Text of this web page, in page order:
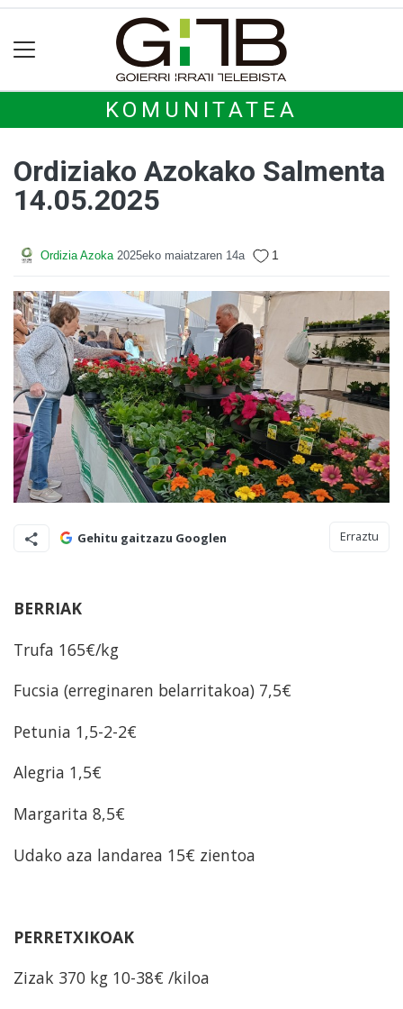
KOMUNITATEA
Ordiziako Azokako Salmenta
14.05.2025
Ordizia Azoka 2025eko maiatzaren 14a 1
Gehitu gaitzazu Googlen Erraztu
BERRIAK
Trufa 165€/kg
Fucsia (erreginaren belarritakoa) 7,5€
Petunia 1,5-2-2€
Alegria 1,5€
Margarita 8,5€
Udako aza landarea 15€ zientoa
PERRETXIKOAK
Zizak 370 kg 10-38€ /kiloa